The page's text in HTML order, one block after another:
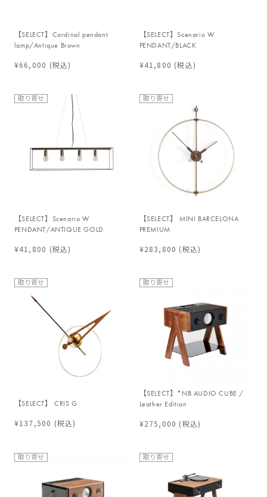
【SELECT】Cardinal pendant
lamp/Antique Brown
¥66,000 (税込)
【SELECT】Scenario W
PENDANT/BLACK
¥41,800 (税込)
取り寄せ
【SELECT】Scenario W
PENDANT/ANTIQUE GOLD
¥41,800 (税込)
取り寄せ
【SELECT】 MINI BARCELONA
PREMIUM
¥283,800 (税込)
取り寄せ
【SELECT】 CRIS G
¥137,500 (税込)
取り寄せ
【SELECT】*NB AUDIO CUBE /
Leather Edition
¥275,000 (税込)
取り寄せ 取り寄せ